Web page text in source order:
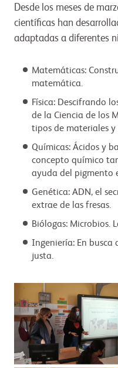
Desde los meses de
científicas han
adaptadas a diferentes
Matemáticas:
matemática.
Física: Descifrando
de la Ciencia de los
tipos de materiales
Químicas: Ácidos y
concepto químico
ayuda del pigmento
Genética: ADN, el
extrae de las fresas.
Biólogas: Microbios.
Ingeniería: En
justa.